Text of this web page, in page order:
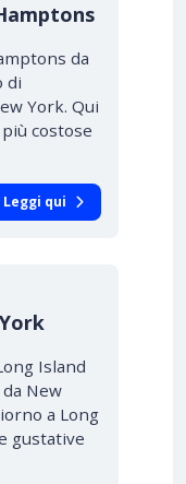
da
di
York. Qui
costose
Leggi qui
Island
New
a Long
gustative